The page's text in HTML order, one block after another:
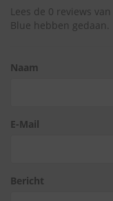
Lees de 0 reviews
Blue hebben gedaan.
Naam
E-Mail
Bericht